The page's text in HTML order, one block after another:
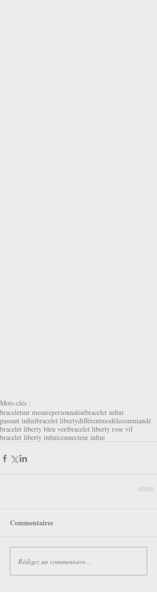
Mots-clés :
braceletsur mesurepersonnalisébracelet infini
passant infinibracelet libertydifférentmodèlecommandé
bracelet liberty bleu vertbracelet liberty rose vif
bracelet liberty infiniconnecteur infini
Commentaires
Rédigez un commentaire...